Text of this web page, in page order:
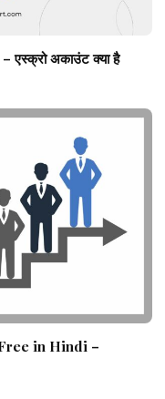
अकाउंट क्या है
in Hindi –